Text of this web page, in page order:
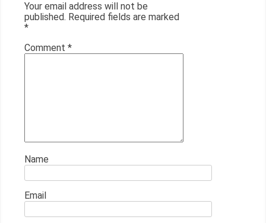
Your email address will not be
published. Required fields are marked
*
Comment *
Name
Email